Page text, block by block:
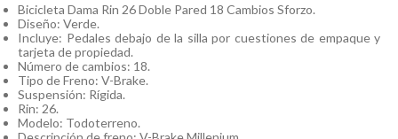
Bicicleta Dama Rin 26 Doble Pared 18 Cambios Sforzo.
Diseño: Verde.
Incluye: Pedales debajo de la silla por cuestiones de empaque y
tarjeta de propiedad.
Número de cambios: 18.
Tipo de Freno: V-Brake.
Suspensión: Rígida.
Rin: 26.
Modelo: Todoterreno.